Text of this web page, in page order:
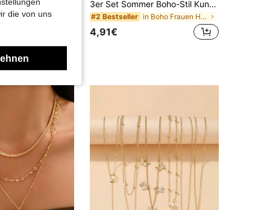
3er Set Sommer Boho-Stil Kunstperlen Muschel Anhänger Mehrschichtig Stapelbare Halskette, geeignet für Frauen Strandurlaub und tägliches Tragen, Küstenstil
#2 Bestseller in Boho Frauen Halsketten
4,91€
die von uns